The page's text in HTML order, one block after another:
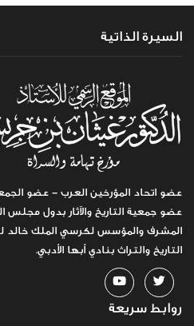
السيرة الذاتية
عضو اتحاد المؤرخين العرب - عضو
عضو جمعية التاريخ والآثار بدول مجلس
المشرف والمؤسس لكرسي الملك خالد
التاريخ والتراث بنادي أبها الأدبي.
روابط سريعة